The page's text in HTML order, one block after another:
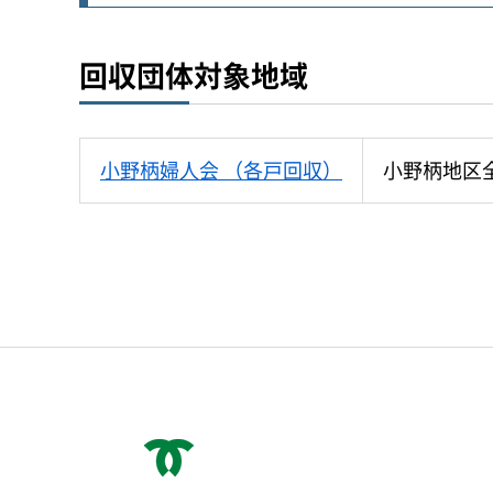
回収団体対象地域
小野柄婦人会 （各戸回収） 小野柄地区
神戸市役所